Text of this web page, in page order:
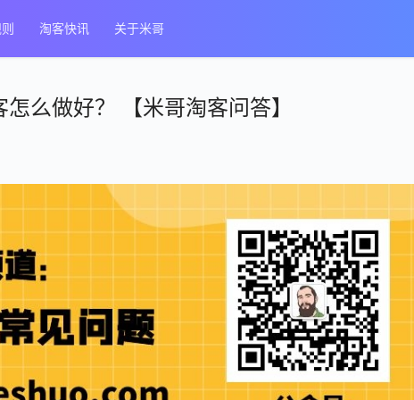
淘客快讯 关于米哥
么做好？ 【米哥淘客问答】